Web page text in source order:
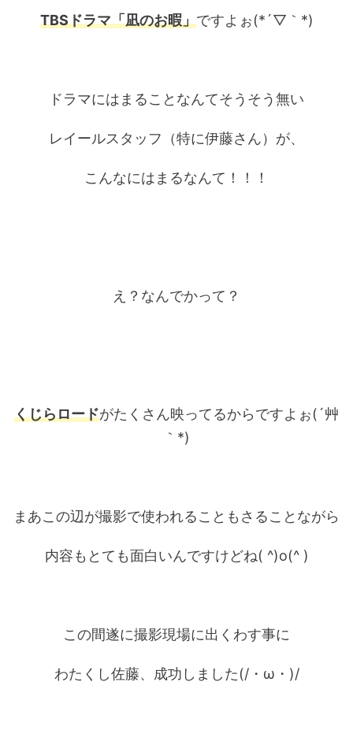
TBSドラマ「凪のお暇」ですよぉ(*´▽｀*)
ドラマにはまることなんてそうそう無い
レイールスタッフ（特に伊藤さん）が、
こんなにはまるなんて！！！
え？なんでかって？
くじらロードがたくさん映ってるからですよぉ(´艸
｀*)
まあこの辺が撮影で使われることもさることながら
内容もとても面白いんですけどね( ^)o(^ )
この間遂に撮影現場に出くわす事に
わたくし佐藤、成功しました(/・ω・)/